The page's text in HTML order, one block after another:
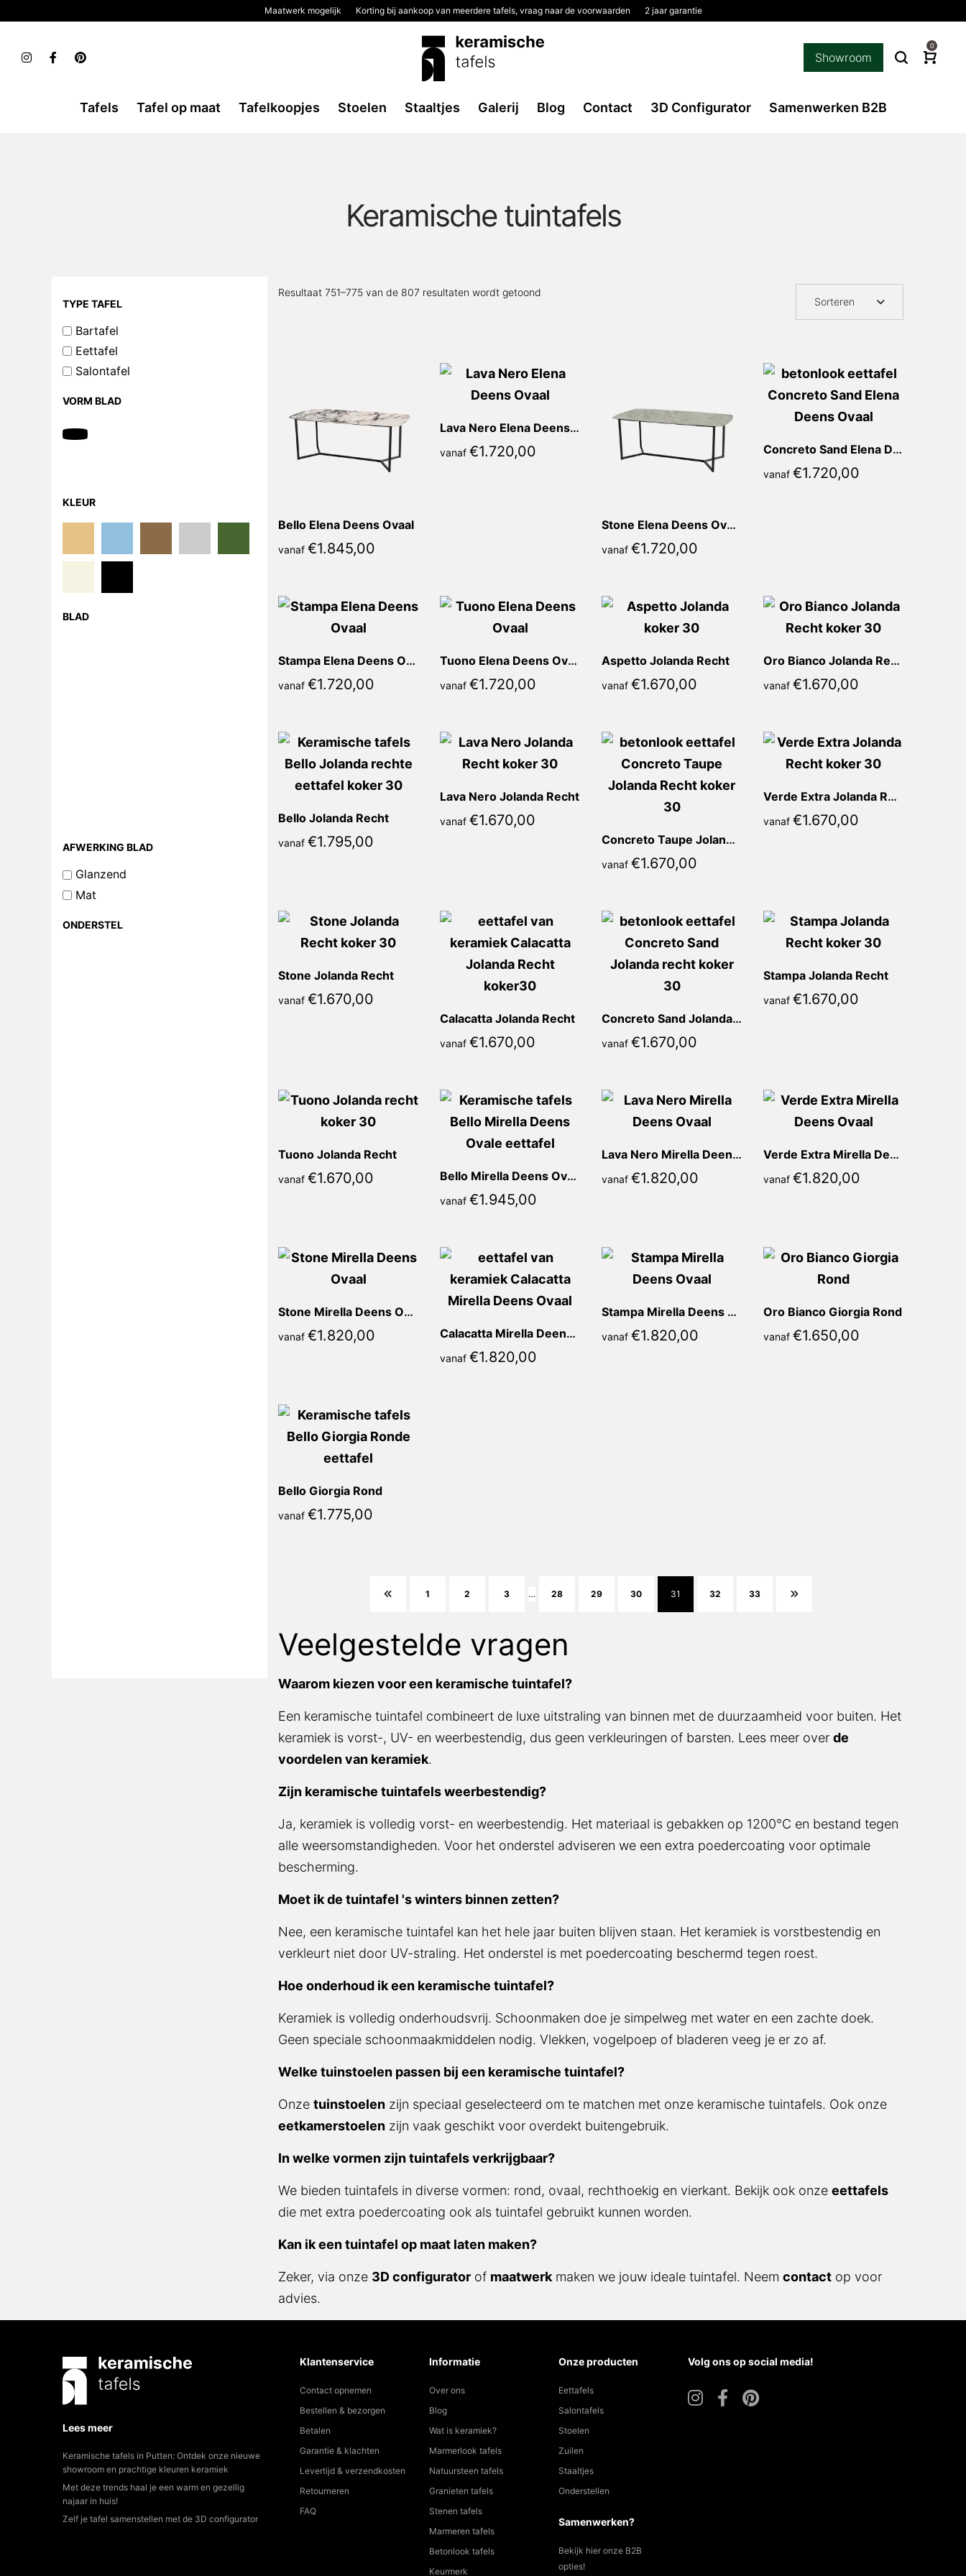
Maatwerk mogelijk Korting bij aankoop van meerdere tafels, vraag naar de voorwaarden 2 jaar garantie
Showroom
0
Tafels Tafel op maat Tafelkoopjes Stoelen Staaltjes Galerij Blog Contact 3D Configurator Samenwerken B2B
Keramische tuintafels
Resultaat 751–775 van de 807 resultaten wordt getoond
Sorteren
Bello Elena Deens Ovaal
vanaf €1.845,00
Lava Nero Elena Deens Ovaal
vanaf €1.720,00
Stone Elena Deens Ovaal
vanaf €1.720,00
Concreto Sand Elena Deens Ovaal
vanaf €1.720,00
Stampa Elena Deens Ovaal
vanaf €1.720,00
Tuono Elena Deens Ovaal
vanaf €1.720,00
Aspetto Jolanda Recht
vanaf €1.670,00
Oro Bianco Jolanda Recht
vanaf €1.670,00
Bello Jolanda Recht
vanaf €1.795,00
Lava Nero Jolanda Recht
vanaf €1.670,00
Concreto Taupe Jolanda Recht
vanaf €1.670,00
Verde Extra Jolanda Recht
vanaf €1.670,00
Stone Jolanda Recht
vanaf €1.670,00
Calacatta Jolanda Recht
vanaf €1.670,00
Concreto Sand Jolanda Recht
vanaf €1.670,00
Stampa Jolanda Recht
vanaf €1.670,00
Tuono Jolanda Recht
vanaf €1.670,00 Bello Mirella Deens Ovaal
vanaf €1.945,00
Lava Nero Mirella Deens Ovaal
vanaf €1.820,00
Verde Extra Mirella Deens Ovaal
vanaf €1.820,00
Stone Mirella Deens Ovaal
vanaf €1.820,00 Calacatta Mirella Deens Ovaal
vanaf €1.820,00
Stampa Mirella Deens Ovaal
vanaf €1.820,00
Oro Bianco Giorgia Rond
vanaf €1.650,00
Bello Giorgia Rond
vanaf €1.775,00
1 2 3 … 28 29 30 31 32 33
Veelgestelde vragen
Waarom kiezen voor een keramische tuintafel?
Een keramische tuintafel combineert de luxe uitstraling van binnen met de duurzaamheid voor buiten. Het
keramiek is vorst-, UV- en weerbestendig, dus geen verkleuringen of barsten. Lees meer over de
voordelen van keramiek.
Zijn keramische tuintafels weerbestendig?
Ja, keramiek is volledig vorst- en weerbestendig. Het materiaal is gebakken op 1200°C en bestand tegen
alle weersomstandigheden. Voor het onderstel adviseren we een extra poedercoating voor optimale
bescherming.
Moet ik de tuintafel 's winters binnen zetten?
Nee, een keramische tuintafel kan het hele jaar buiten blijven staan. Het keramiek is vorstbestendig en
verkleurt niet door UV-straling. Het onderstel is met poedercoating beschermd tegen roest.
Hoe onderhoud ik een keramische tuintafel?
Keramiek is volledig onderhoudsvrij. Schoonmaken doe je simpelweg met water en een zachte doek.
Geen speciale schoonmaakmiddelen nodig. Vlekken, vogelpoep of bladeren veeg je er zo af.
Welke tuinstoelen passen bij een keramische tuintafel?
Onze tuinstoelen zijn speciaal geselecteerd om te matchen met onze keramische tuintafels. Ook onze
eetkamerstoelen zijn vaak geschikt voor overdekt buitengebruik.
In welke vormen zijn tuintafels verkrijgbaar?
We bieden tuintafels in diverse vormen: rond, ovaal, rechthoekig en vierkant. Bekijk ook onze eettafels
die met extra poedercoating ook als tuintafel gebruikt kunnen worden.
Kan ik een tuintafel op maat laten maken?
Zeker, via onze 3D configurator of maatwerk maken we jouw ideale tuintafel. Neem contact op voor
advies.
TYPE TAFEL
Bartafel
Eettafel
Salontafel
VORM BLAD
KLEUR
BLAD
AFWERKING BLAD
Glanzend
Mat
ONDERSTEL
Lees meer
Keramische tafels in Putten: Ontdek onze nieuwe
showroom en prachtige kleuren keramiek
Met deze trends haal je een warm en gezellig
najaar in huis!
Zelf je tafel samenstellen met de 3D configurator
Klantenservice
Contact opnemen
Bestellen & bezorgen
Betalen
Garantie & klachten
Levertijd & verzendkosten
Retourneren
FAQ
Informatie
Over ons
Blog
Wat is keramiek?
Marmerlook tafels
Natuursteen tafels
Granieten tafels
Stenen tafels
Marmeren tafels
Betonlook tafels
Keurmerk
Onze producten
Eettafels
Salontafels
Stoelen
Zuilen
Staaltjes
Onderstellen
Samenwerken?
Bekijk hier onze B2B
opties!
Volg ons op social media!